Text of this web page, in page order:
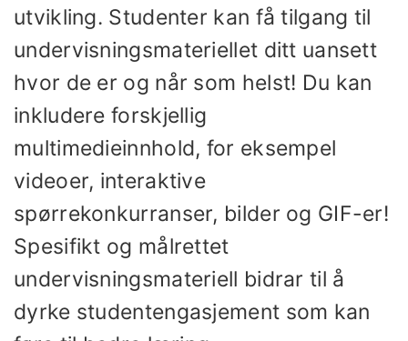
utvikling. Studenter kan få tilgang til
undervisningsmateriellet ditt uansett
hvor de er og når som helst! Du kan
inkludere forskjellig
multimedieinnhold, for eksempel
videoer, interaktive
spørrekonkurranser, bilder og GIF-er!
Spesifikt og målrettet
undervisningsmateriell bidrar til å
dyrke studentengasjement som kan